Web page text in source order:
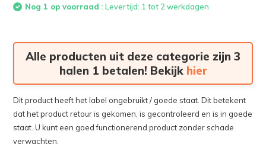
Nog 1 op voorraad: Levertijd: 1 tot 2 werkdagen
Alle producten uit deze categorie zijn 3
halen 1 betalen! Bekijk hier
Dit product heeft het label ongebruikt / goede staat. Dit betekent
dat het product retour is gekomen, is gecontroleerd en is in goede
staat. U kunt een goed functionerend product zonder schade
verwachten.